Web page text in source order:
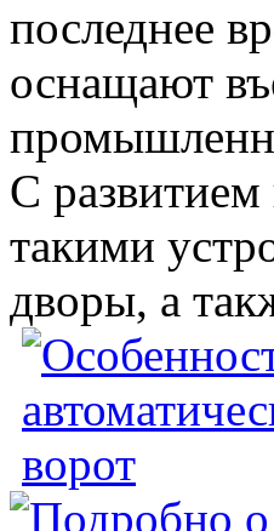
последнее
оснащают
С развитием
такими
дворы, а